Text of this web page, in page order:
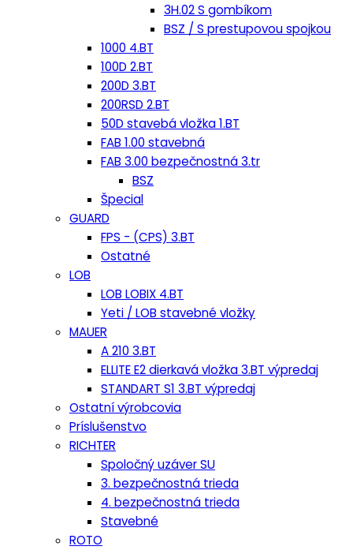
3H.02 S gombíkom
BSZ / S prestupovou spojkou
1000 4.BT
100D 2.BT
200D 3.BT
200RSD 2.BT
50D stavebá vložka 1.BT
FAB 1.00 stavebná
FAB 3.00 bezpečnostná 3.tr
BSZ
Špecial
GUARD
FPS - (CPS) 3.BT
Ostatné
LOB
LOB LOBIX 4.BT
Yeti / LOB stavebné vložky
MAUER
A 210 3.BT
ELLITE E2 dierkavá vložka 3.BT výpredaj
STANDART S1 3.BT výpredaj
Ostatní výrobcovia
Príslušenstvo
RICHTER
Spoločný uzáver SU
3. bezpečnostná trieda
4. bezpečnostná trieda
Stavebné
ROTO